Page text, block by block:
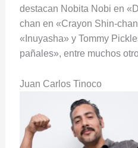
destacan Nobita Nobi en
chan en «Crayon Shin-
«Inuyasha» y Tommy
pañales», entre muchos
Juan Carlos Tinoco